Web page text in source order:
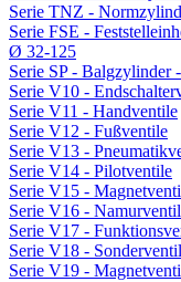
Serie TNZ -
Serie FSE -
Ø 32-125
Serie SP - Balgzylinder
Serie V10 -
Serie V11 - Handventile
Serie V12 - Fußventile
Serie V13 -
Serie V14 - Pilotventile
Serie V15 -
Serie V16 -
Serie V17 -
Serie V18 -
Serie V19 -